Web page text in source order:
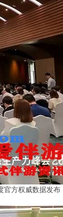
方权威数据发布